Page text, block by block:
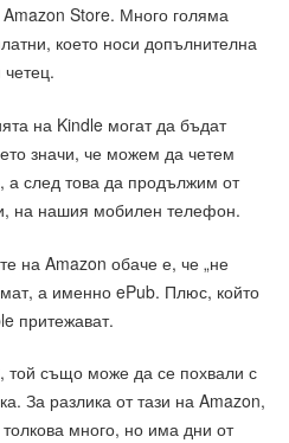
Amazon Store. Много голяма
което носи допълнителна
на Kindle могат да бъдат
значи, че можем да четем
а след това да продължим от
на нашия мобилен телефон.
на Amazon обаче е, че „не
а именно ePub. Плюс, който
притежават.
той също може да се похвали с
За разлика от тази на Amazon,
много, но има дни от